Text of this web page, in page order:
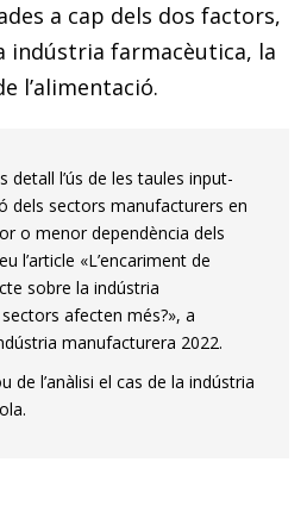
a cap dels dos factors,
indústria farmacèutica, la
l’alimentació.
detall l’ús de les taules input-
dels sectors manufacturers en
o menor dependència dels
l’article «L’encariment de
sobre la indústria
afecten més?», a
manufacturera 2022.
de l’anàlisi el cas de la indústria